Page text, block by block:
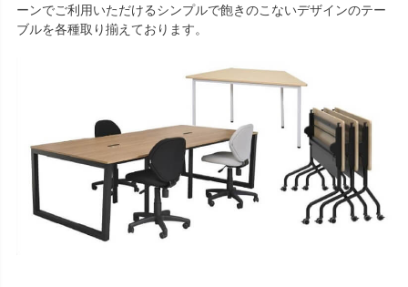
ーンでご利用いただけるシンプルで飽きのこないデザインのテー
ブルを各種取り揃えております。